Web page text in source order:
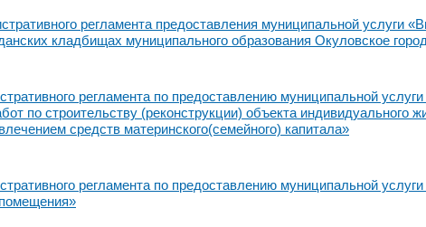
регламента предоставления муниципальной услуги
кладбищах муниципального образования Окуловское
регламента по предоставлению муниципальной
по строительству (реконструкции) объекта индивидуального
средств материнского(семейного) капитала»
регламента по предоставлению муниципальной